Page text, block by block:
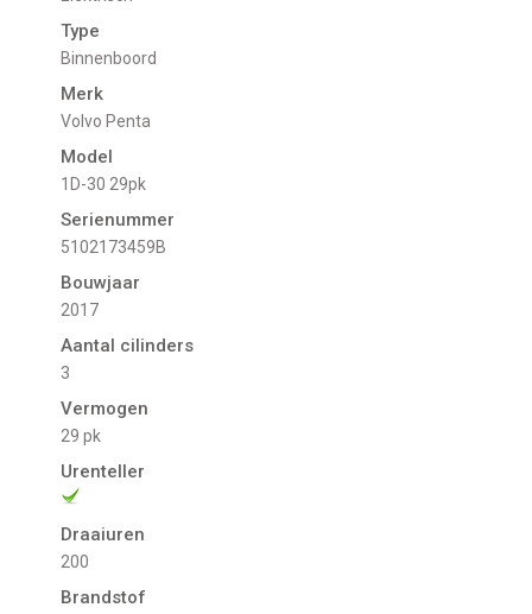
Type
Binnenboord
Merk
Volvo Penta
Model
1D-30 29pk
Serienummer
5102173459B
Bouwjaar
2017
Aantal cilinders
3
Vermogen
29 pk
Urenteller
Draaiuren
200
Brandstof